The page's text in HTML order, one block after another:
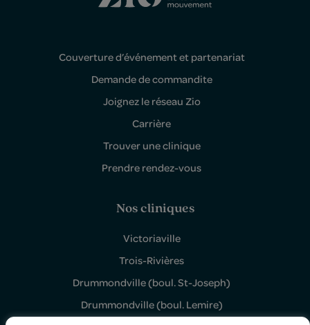
Couverture d’événement et partenariat
Demande de commandite
Joignez le réseau Zio
Carrière
Trouver une clinique
Prendre rendez-vous
Nos cliniques
Victoriaville
Trois-Rivières
Drummondville (boul. St-Joseph)
Drummondville (boul. Lemire)